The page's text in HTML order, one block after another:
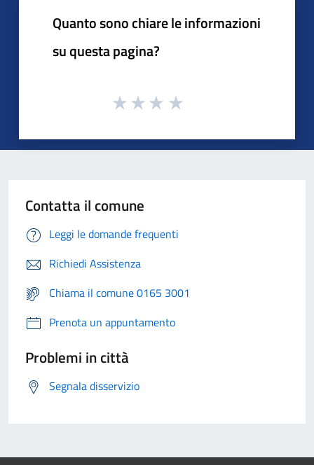
Quanto sono chiare le informazioni
su questa pagina?
Contatta il comune
Leggi le domande frequenti
Richiedi Assistenza
Chiama il comune 0165 3001
Prenota un appuntamento
Problemi in città
Segnala disservizio